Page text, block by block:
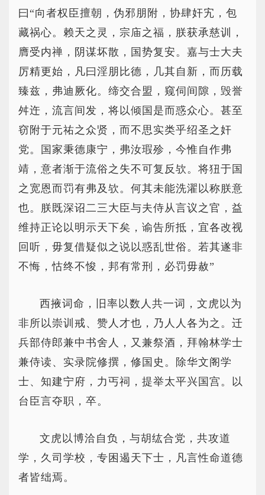
曰“向者权臣擅朝，伪邪朋附，协肆奸宄，包
藏祸心。赖天之灵，宗庙之福，朕获承慈训，
膺受内禅，阴谋坏散，国势复安。嘉与士大夫
厉精更始，凡曰淫朋比德，几其自新，而历载
臻兹，弗迪厥化。缔交合盟，窥伺间隙，毁誉
舛迕，流言间发，将以倾国是而惑众心。甚至
窃附于元祐之众贤，而不思实类乎绍圣之奸
党。国家秉德康宁，弗汝瑕殄，今惟自作弗
靖，意者渐于流俗之失不可复反欤。将狃于国
之宽恩而罚有弗及欤。何其未能洗濯以称朕意
也。朕既深诏二三大臣与夫侍从言议之官，益
维持正论以明示天下矣，谕告所抵，宜各改视
回听，毋复借疑似之说以惑乱世俗。若其遂非
不悔，怙终不悛，邦有常刑，必罚毋赦”
西掖词命，旧率以数人共一词，文虎以为
非所以崇训戒、赞人才也，乃人人各为之。迁
兵部侍郎兼中书舍人，又兼祭酒，拜翰林学士
兼侍读、实录院修撰，修国史。除华文阁学
士、知建宁府，力丐祠，提举太平兴国宫。以
台臣言夺职，卒。
文虎以博洽自负，与胡纮合党，共攻道
学，久司学校，专困遏天下士，凡言性命道德
者皆绌焉。